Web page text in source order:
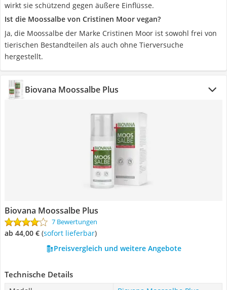
wirkt sie schützend gegen äußere Einflüsse.
Ist die Moossalbe von Cristinen Moor vegan?
Ja, die Moossalbe der Marke Cristinen Moor ist sowohl frei von
tierischen Bestandteilen als auch ohne Tierversuche
hergestellt.
Biovana Moossalbe Plus
Biovana Moossalbe Plus
7 Bewertungen
ab 44,00 € ( Sofort lieferbar)
Preisvergleich und weitere Angebote
Technische Details